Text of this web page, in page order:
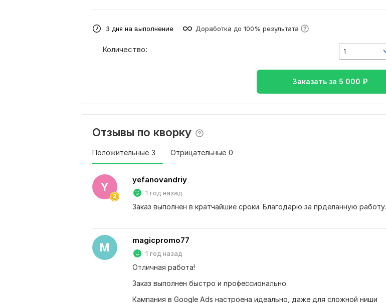
3 дня на выполнение Доработка до 100% результата
1
Количество:
Заказать за 5 000 ₽
Отзывы по кворку
Положительные 3 Отрицательные 0
Y
yefanovandriy
1 год назад
Заказ выполнен в кратчайшие сроки. Благодарю за прделанную работу.
M
magicpromo77
1 год назад
Отличная работа!
Заказ выполнен быстро и профессионально.
Кампания в Google Ads настроена идеально, даже для сложной ниши